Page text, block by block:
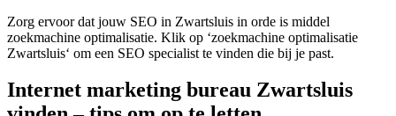
Zorg ervoor dat jouw SEO in Zwartsluis in orde is middel
zoekmachine optimalisatie. Klik op ‘zoekmachine optimalisatie
Zwartsluis‘ om een SEO specialist te vinden die bij je past.
Internet marketing bureau Zwartsluis